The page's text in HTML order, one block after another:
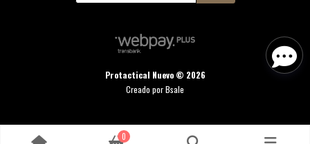
Protactical Nuevo © 2026
Creado porBsale
0